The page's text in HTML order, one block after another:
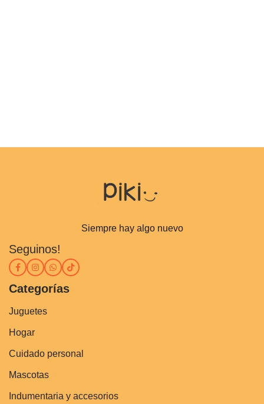
Siempre hay algo nuevo
Seguinos!
Categorías
Juguetes
Hogar
Cuidado personal
Mascotas
Indumentaria y accesorios